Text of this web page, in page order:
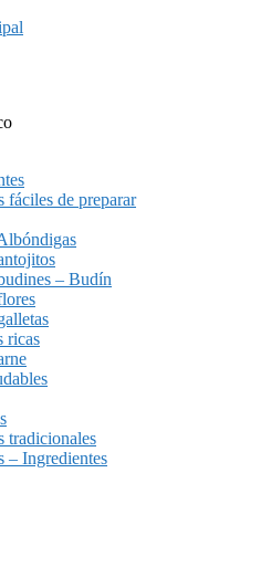
fáciles de preparar
– Budín
ricas
tradicionales
– Ingredientes